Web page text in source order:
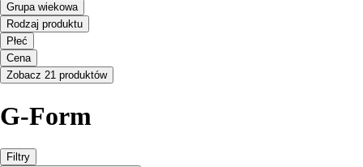
Grupa wiekowa
Rodzaj produktu
Płeć
Cena
Zobacz 21 produktów
G-Form
Filtry